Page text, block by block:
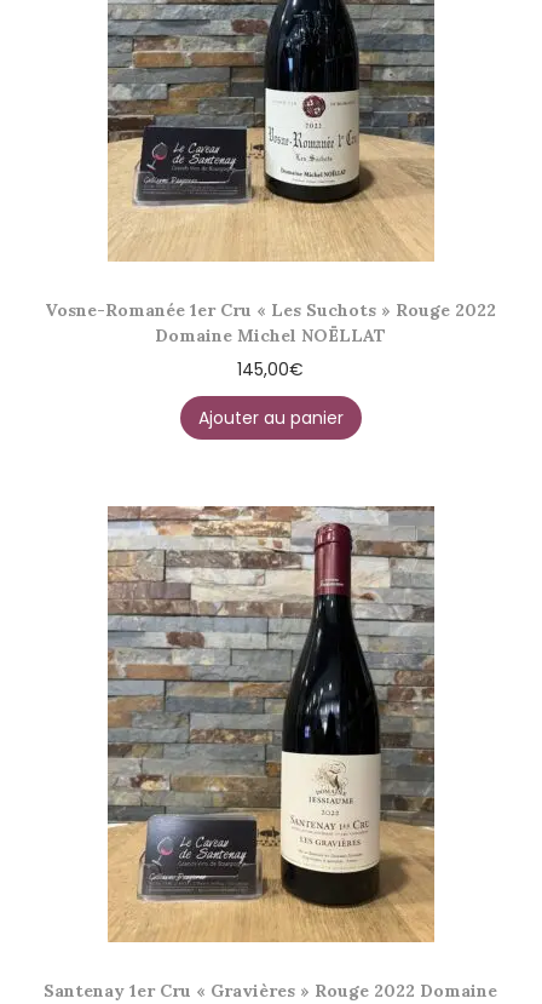
Vosne-Romanée 1er Cru « Les Suchots » Rouge 2022
Domaine Michel NOËLLAT
145,00€
Ajouter au panier
Santenay 1er Cru « Gravières » Rouge 2022 Domaine